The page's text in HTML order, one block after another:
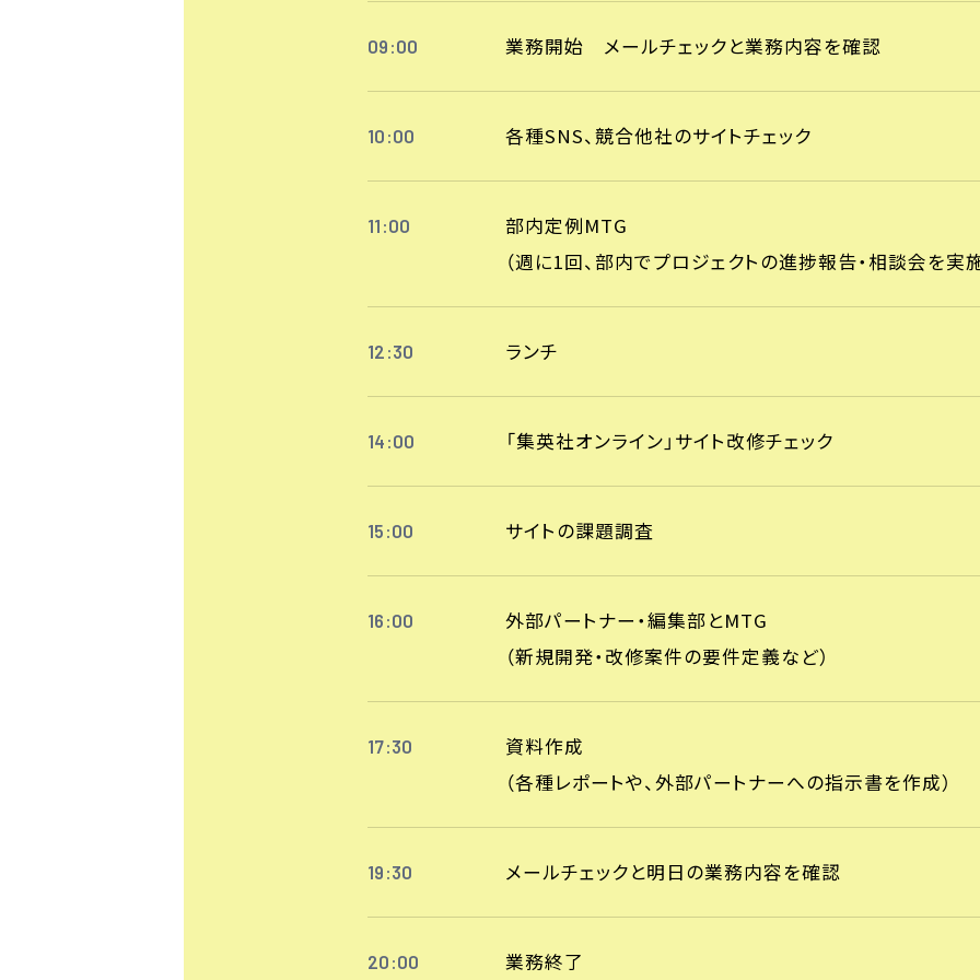
09:00 業務開始 メールチェックと業務内容を確認
10:00 各種SNS、競合他社のサイトチェック
11:00
部内定例MTG
（週に1回、部内でプロジェクトの進捗報告・相談会を実
12:30 ランチ
14:00 「集英社オンライン」サイト改修チェック
15:00 サイトの課題調査
16:00
外部パートナー・編集部とMTG
（新規開発・改修案件の要件定義など）
17:30
資料作成
（各種レポートや、外部パートナーへの指示書を作成）
19:30 メールチェックと明日の業務内容を確認
20:00 業務終了